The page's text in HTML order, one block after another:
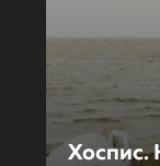
Хоспис.